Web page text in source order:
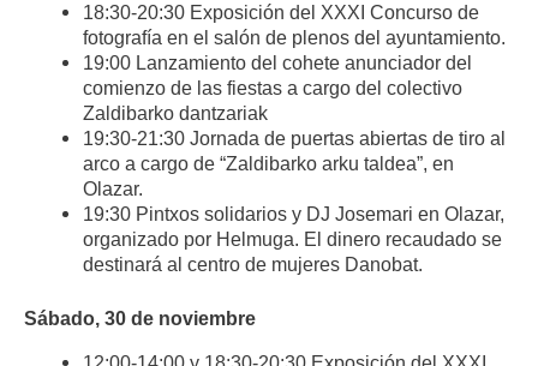
18:30-20:30 Exposición del XXXI Concurso de
fotografía en el salón de plenos del ayuntamiento.
19:00 Lanzamiento del cohete anunciador del
comienzo de las fiestas a cargo del colectivo
Zaldibarko dantzariak
19:30-21:30 Jornada de puertas abiertas de tiro al
arco a cargo de “Zaldibarko arku taldea”, en
Olazar.
19:30 Pintxos solidarios y DJ Josemari en Olazar,
organizado por Helmuga. El dinero recaudado se
destinará al centro de mujeres Danobat.
Sábado, 30 de noviembre